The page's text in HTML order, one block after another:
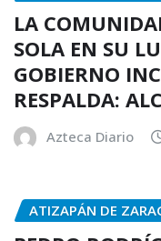
LA
SOLA EN SU
GOBIERNO
RESPALDA:
Azteca Diario
ATIZAPÁN DE